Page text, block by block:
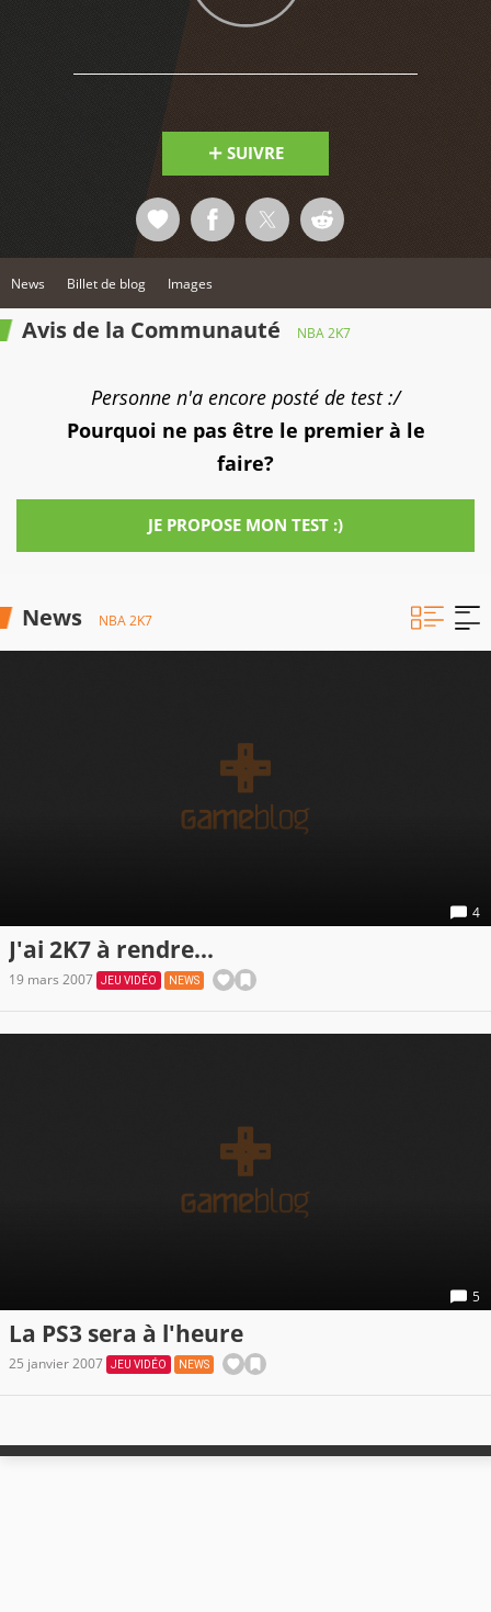
SUIVRE
News Billet de blog Images
Avis de la Communauté NBA 2K7
Personne n'a encore posté de test :/
Pourquoi ne pas être le premier à le
faire?
JE PROPOSE MON TEST :)
News NBA 2K7
4
J'ai 2K7 à rendre...
19 mars 2007 JEU VIDÉO NEWS
5
La PS3 sera à l'heure
25 janvier 2007 JEU VIDÉO NEWS